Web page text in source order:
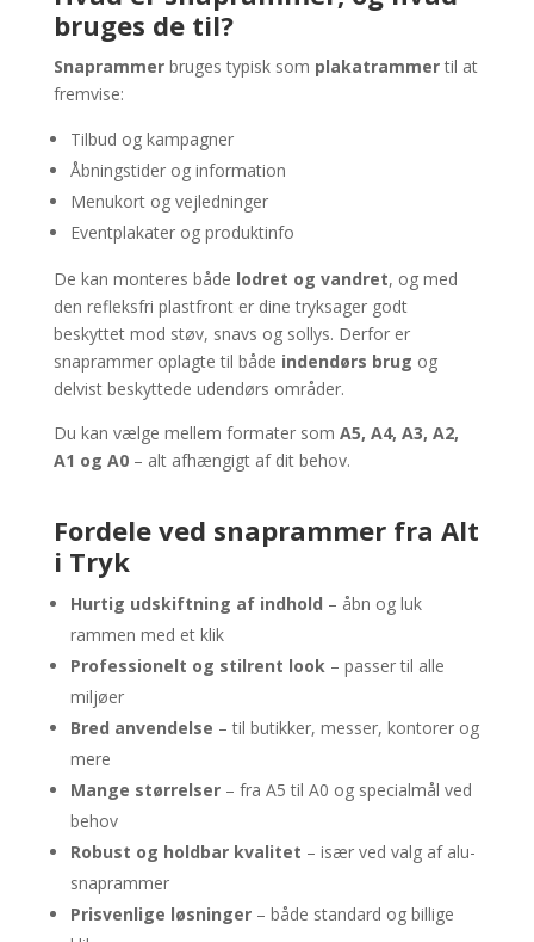
bruges de til?
Snaprammerbruges typisk som plakatrammertil at
fremvise:
Tilbud og kampagner
Åbningstider og information
Menukort og vejledninger
Eventplakater og produktinfo
De kan monteres både lodret og vandret, og med
den refleksfri plastfront er dine tryksager godt
beskyttet mod støv, snavs og sollys. Derfor er
snaprammer oplagte til både indendørs brug og
delvist beskyttede udendørs områder.
Du kan vælge mellem formater som A5, A4, A3, A2,
A1 og A0– alt afhængigt af dit behov.
Fordele ved snaprammer fra Alt
i Tryk
Hurtig udskiftning af indhold – åbn og luk
rammen med et klik
Professionelt og stilrent look – passer til alle
miljøer
Bred anvendelse – til butikker, messer, kontorer og
mere
Mange størrelser– fra A5 til A0 og specialmål ved
behov
Robust og holdbar kvalitet – især ved valg af alu-
snaprammer
Prisvenlige løsninger– både standard og billige